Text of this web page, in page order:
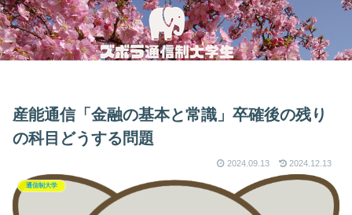
産能通信「金融の基本と常識」卒確後の残り
の科目どうする問題
2024.09.13 2024.12.13
通信制大学